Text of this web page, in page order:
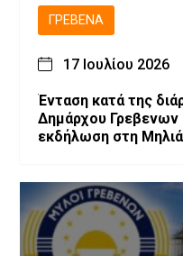
ΓΡΕΒΕΝΆ
17 Ιουλίου 2026
Ένταση κατά της
Δημάρχου Γρεβενων
εκδήλωση στη